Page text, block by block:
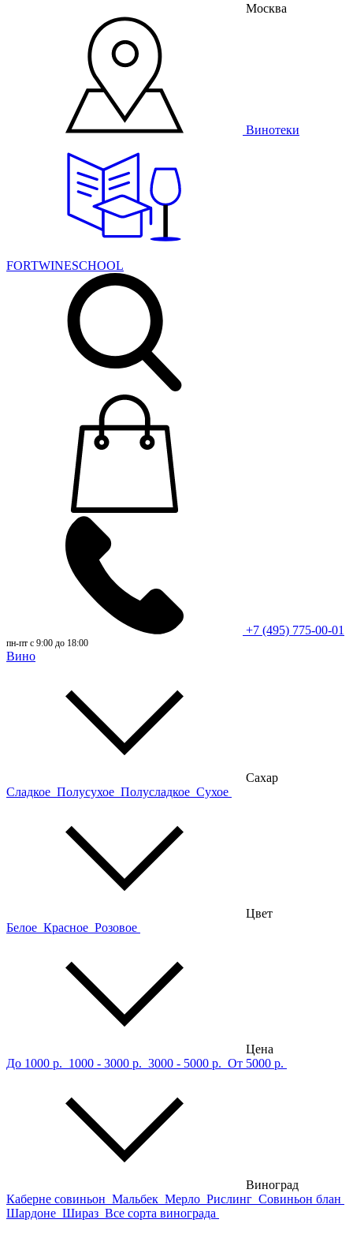
Москва
Винотеки
FORTWINESCHOOL
+7 (495) 775-00-01
пн-пт с 9:00 до 18:00
Вино
Сахар
Сладкое Полусухое Полусладкое Сухое
Цвет
Белое Красное Розовое
Цена
До 1000 р. 1000 - 3000 р. 3000 - 5000 р. От 5000 р.
Виноград
Каберне совиньон Мальбек Мерло Рислинг Совиньон блан
Шардоне Шираз Все сорта винограда